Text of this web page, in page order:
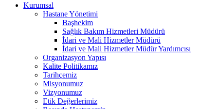
Kurumsal
Hastane Yönetimi
Başhekim
Sağlık Bakım Hizmetleri Müdürü
İdari ve Mali Hizmetler Müdürü
İdari ve Mali Hizmetler Müdür Yardımcısı
Organizasyon Yapısı
Kalite Politikamız
Tarihçemiz
Misyonumuz
Vizyonumuz
Etik Değerlerimiz